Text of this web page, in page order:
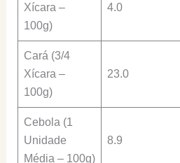
Xícara –
100g)
4.0
Cará (3/4
Xícara –
100g)
23.0
Cebola (1
Unidade
Média – 100g)
8.9